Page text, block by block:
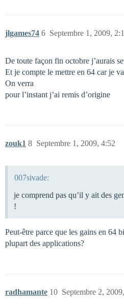
jlgames74 Septembre 1, 2009,
6
De toute façon fin octobre j’aurais
Et je compte le mettre en 64 car je
On verra
pour l’instant j’ai remis d’origine
zouk1 Septembre 1, 2009, 4:52
8
007sivade:
je comprend pas qu’il y ait des
!
Peut-être parce que les gains en 64
plupart des applications?
radhamante Septembre 2,
10